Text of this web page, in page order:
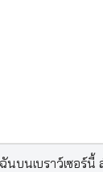
นบนเบราว์เซอร์